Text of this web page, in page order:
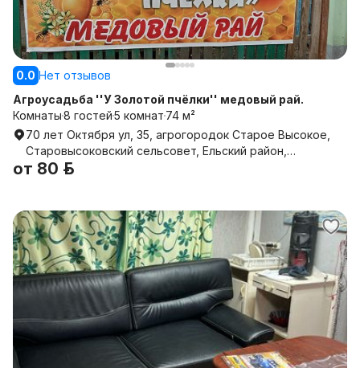
0.0 Нет отзывов
Агроусадьба ''У Золотой пчёлки'' медовый рай.
Комнаты8 гостей5 комнат 74 м²
70 лет Октября ул, 35, агрогородок Старое Высокое,
Старовысоковский сельсовет, Ельский район,
Гомельская область
от 80 р.